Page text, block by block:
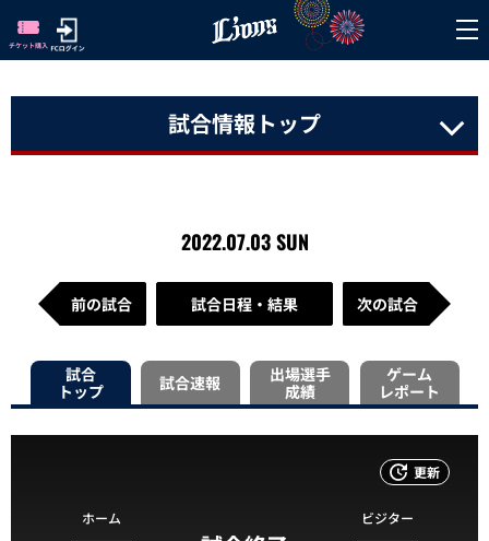
試合情報トップ
2022.07.03 SUN
前の試合 試合日程・結果 次の試合
試合
トップ
試合速報
出場選手
成績
ゲーム
レポート
更新
ホーム ビジター